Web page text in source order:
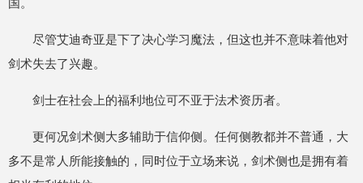
国。
尽管艾迪奇亚是下了决心学习魔法，但这也并不意味着他对
剑术失去了兴趣。
剑士在社会上的福利地位可不亚于法术资历者。
更何况剑术侧大多辅助于信仰侧。任何侧教都并不普通，大
多不是常人所能接触的，同时位于立场来说，剑术侧也是拥有着